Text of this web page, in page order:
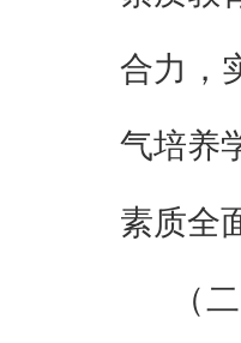
合力，
气培养
素质全
（二